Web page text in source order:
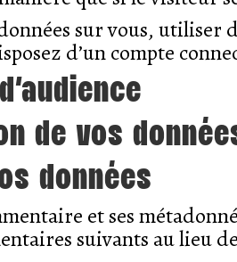
sur vous,
d’un compte
de vos
données
et ses
suivants au lieu